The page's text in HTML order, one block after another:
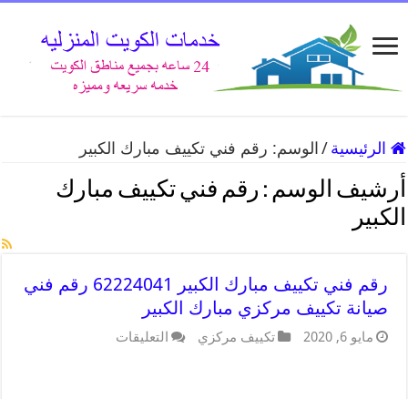
الرئيسية / الوسم: رقم فني تكييف مبارك الكبير
أرشيف الوسم : رقم فني تكييف مبارك
الكبير
رقم فني تكييف مبارك الكبير 62224041 رقم فني
صيانة تكييف مركزي مبارك الكبير
مايو 6, 2020 تكييف مركزي التعليقات